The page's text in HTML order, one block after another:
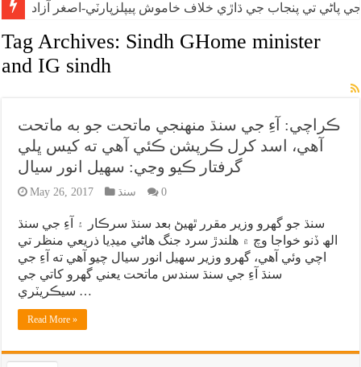
پاڻي تي پنجاب جي ڌاڙي خلاف خاموش پيپلزپارٽي-اصغر آزاد
Tag Archives: Sindh GHome minister
and IG sindh
ڪراچي: آءِ جي سنڌ منهنجي ماتحت جو به ماتحت
آهي، اسد کرل ڪرپشن ڪئي آهي ته کيس ڀلي
گرفتار ڪيو وڃي: سهيل انور سيال
May 26, 2017 سنڌ 0
سنڌ جو گهرو وزير مقرر ٿهيڻ بعد سنڌ سرڪار ۽ آءِ جي سنڌ
الھ ڏنو خواجا وچ ۾ هلندڙ سرد جنگ هاڻي ميڊيا ذريعي منظر تي
اچي وئي آهي، گهرو وزير سهيل انور سيال چيو آهي ته آءِ جي
سنڌ آءِ جي سنڌ سندس ماتحت يعني گهرو کاتي جي
سيڪريٽري …
Read More »